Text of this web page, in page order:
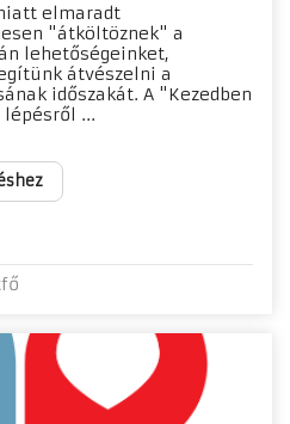
elmaradt
"átköltöznek" a
lehetőségeinket,
átvészelni a
időszakát. A "Kezedben
...